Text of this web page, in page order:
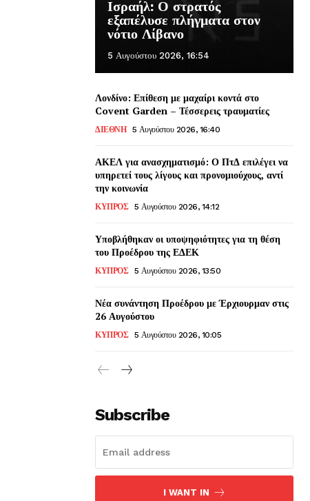
Ισραήλ: Ο στρατός
εξαπέλυσε πλήγματα στον
νότιο Λίβανο
5 Αυγούστου 2026, 16:54
Λονδίνο: Επίθεση με μαχαίρι κοντά στο
Covent Garden – Τέσσερεις τραυματίες
ΔΙΕΘΝΗ 5 Αυγούστου 2026, 16:40
ΑΚΕΛ για ανασχηματισμό: Ο ΠτΔ επιλέγει να
υπηρετεί τους λίγους και προνομιούχους, αντί
την κοινωνία
ΚΥΠΡΟΣ 5 Αυγούστου 2026, 14:12
Υποβλήθηκαν οι υποψηφιότητες για τη θέση
του Προέδρου της ΕΔΕΚ
ΚΥΠΡΟΣ 5 Αυγούστου 2026, 13:50
Νέα συνάντηση Προέδρου με Έρχιουρμαν στις
26 Αυγούστου
ΚΥΠΡΟΣ 5 Αυγούστου 2026, 10:05
Subscribe
I WANT IN